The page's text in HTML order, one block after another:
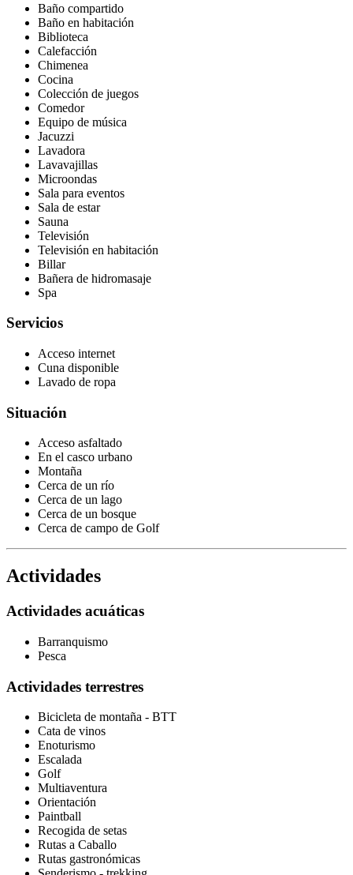
Baño compartido
Baño en habitación
Biblioteca
Calefacción
Chimenea
Cocina
Colección de juegos
Comedor
Equipo de música
Jacuzzi
Lavadora
Lavavajillas
Microondas
Sala para eventos
Sala de estar
Sauna
Televisión
Televisión en habitación
Billar
Bañera de hidromasaje
Spa
Servicios
Acceso internet
Cuna disponible
Lavado de ropa
Situación
Acceso asfaltado
En el casco urbano
Montaña
Cerca de un río
Cerca de un lago
Cerca de un bosque
Cerca de campo de Golf
Actividades
Actividades acuáticas
Barranquismo
Pesca
Actividades terrestres
Bicicleta de montaña - BTT
Cata de vinos
Enoturismo
Escalada
Golf
Multiaventura
Orientación
Paintball
Recogida de setas
Rutas a Caballo
Rutas gastronómicas